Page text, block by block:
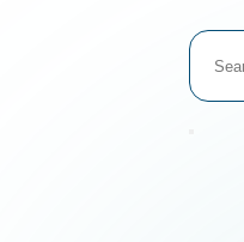
Search
for: